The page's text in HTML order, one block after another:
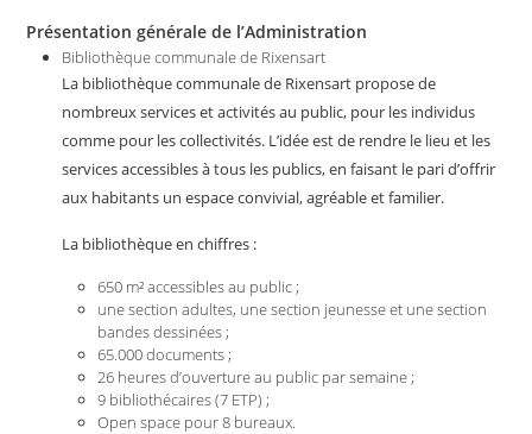
Présentation générale de l’Administration
Bibliothèque communale de Rixensart
La bibliothèque communale de Rixensart propose de
nombreux services et activités au public, pour les individus
comme pour les collectivités. L’idée est de rendre le lieu et les
services accessibles à tous les publics, en faisant le pari d’offrir
aux habitants un espace convivial, agréable et familier.
La bibliothèque en chiffres :
650 m² accessibles au public ;
une section adultes, une section jeunesse et une section
bandes dessinées ;
65.000 documents ;
26 heures d’ouverture au public par semaine ;
9 bibliothécaires (7 ETP) ;
Open space pour 8 bureaux.